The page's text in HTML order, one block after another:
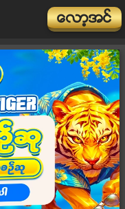
ေလာ့အင္